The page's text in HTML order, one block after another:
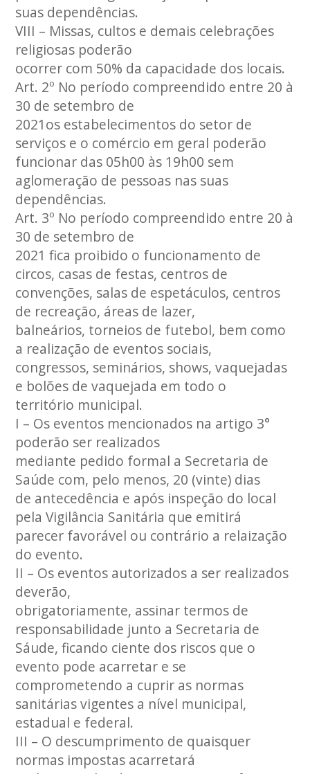
suas dependências.
VIII – Missas, cultos e demais celebrações
religiosas poderão
ocorrer com 50% da capacidade dos locais.
Art. 2º No período compreendido entre 20 à
30 de setembro de
2021os estabelecimentos do setor de
serviços e o comércio em geral poderão
funcionar das 05h00 às 19h00 sem
aglomeração de pessoas nas suas
dependências.
Art. 3º No período compreendido entre 20 à
30 de setembro de
2021 fica proibido o funcionamento de
circos, casas de festas, centros de
convenções, salas de espetáculos, centros
de recreação, áreas de lazer,
balneários, torneios de futebol, bem como
a realização de eventos sociais,
congressos, seminários, shows, vaquejadas
e bolões de vaquejada em todo o
território municipal.
I – Os eventos mencionados na artigo 3°
poderão ser realizados
mediante pedido formal a Secretaria de
Saúde com, pelo menos, 20 (vinte) dias
de antecedência e após inspeção do local
pela Vigilância Sanitária que emitirá
parecer favorável ou contrário a relaização
do evento.
II – Os eventos autorizados a ser realizados
deverão,
obrigatoriamente, assinar termos de
responsabilidade junto a Secretaria de
Sáude, ficando ciente dos riscos que o
evento pode acarretar e se
comprometendo a cuprir as normas
sanitárias vigentes a nível municipal,
estadual e federal.
III – O descumprimento de quaisquer
normas impostas acarretará